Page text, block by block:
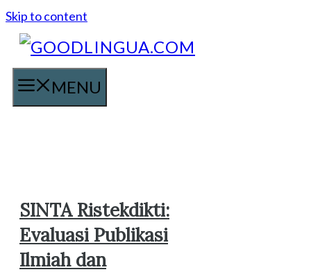
Skip to content
MENU
SINTA Ristekdikti:
Evaluasi Publikasi
Ilmiah dan